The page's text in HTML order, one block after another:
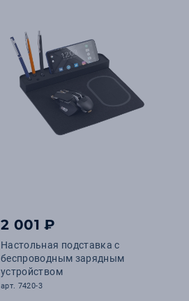
2 001 ₽
Настольная подставка с
беспроводным зарядным
устройством
арт. 7420-3